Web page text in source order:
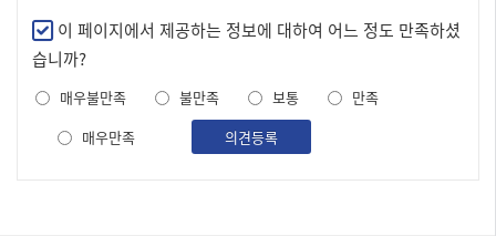
만
족
도
조
이 페이지에서 제공하는 정보에 대하여 어느 정도 만족하셨
습니까?
매우불만족 불만족 보통
만족
매우만족
의견등록